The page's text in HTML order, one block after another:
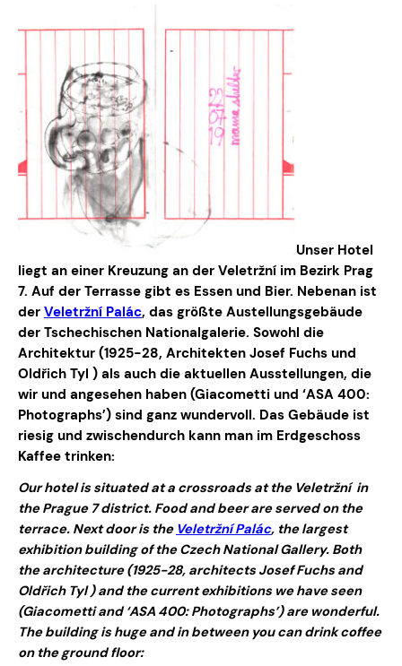
Unser Hotel
liegt an einer Kreuzung an der Veletržní im Bezirk Prag
7. Auf der Terrasse gibt es Essen und Bier. Nebenan ist
der Veletržní Palác, das größte Austellungsgebäude
der Tschechischen Nationalgalerie. Sowohl die
Architektur (1925-28, Architekten Josef Fuchs und
Oldřich Tyl ) als auch die aktuellen Ausstellungen, die
wir und angesehen haben (Giacometti und ‘ASA 400:
Photographs’) sind ganz wundervoll. Das Gebäude ist
riesig und zwischendurch kann man im Erdgeschoss
Kaffee trinken:
Our hotel is situated at a crossroads at the Veletržní in
the Prague 7 district. Food and beer are served on the
terrace. Next door is the Veletržní Palác, the largest
exhibition building of the Czech National Gallery. Both
the architecture (1925-28, architects Josef Fuchs and
Oldřich Tyl ) and the current exhibitions we have seen
(Giacometti and ‘ASA 400: Photographs’) are wonderful.
The building is huge and in between you can drink coffee
on the ground floor: